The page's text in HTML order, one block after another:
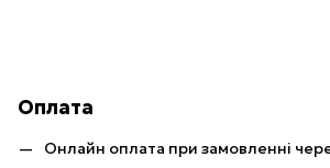
Оплата
Онлайн оплата при замовленні